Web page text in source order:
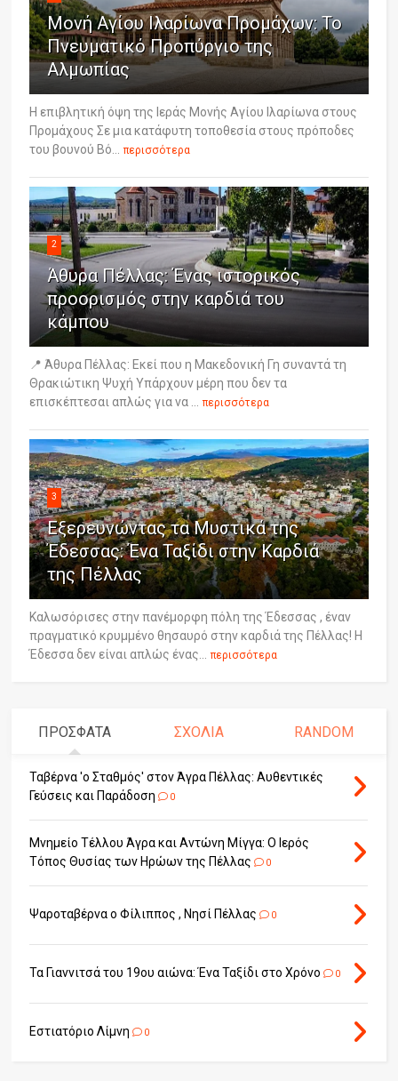
Μονή Αγίου Ιλαρίωνα Προμάχων: Το
Πνευματικό Προπύργιο της
Αλμωπίας
Η επιβλητική όψη της Ιεράς Μονής Αγίου Ιλαρίωνα στους
Προμάχους Σε μια κατάφυτη τοποθεσία στους πρόποδες
του βουνού Βό... περισσότερα
2
Άθυρα Πέλλας: Ένας ιστορικός
προορισμός στην καρδιά του
κάμπου
📍 Άθυρα Πέλλας: Εκεί που η Μακεδονική Γη συναντά τη
Θρακιώτικη Ψυχή Υπάρχουν μέρη που δεν τα
επισκέπτεσαι απλώς για να ... περισσότερα
3
Εξερευνώντας τα Μυστικά της
Έδεσσας: Ένα Ταξίδι στην Καρδιά
της Πέλλας
Καλωσόρισες στην πανέμορφη πόλη της Έδεσσας , έναν
πραγματικό κρυμμένο θησαυρό στην καρδιά της Πέλλας! Η
Έδεσσα δεν είναι απλώς ένας... περισσότερα
ΠΡΟΣΦΑΤΑ ΣΧΟΛΙΑ RANDOM
Ταβέρνα 'ο Σταθμός' στον Άγρα Πέλλας: Αυθεντικές
Γεύσεις και Παράδοση
0
Μνημείο Τέλλου Άγρα και Αντώνη Μίγγα: Ο Ιερός
Τόπος Θυσίας των Ηρώων της Πέλλας
0
Ψαροταβέρνα ο Φίλιππος , Νησί Πέλλας 0
Τα Γιαννιτσά του 19ου αιώνα: Ένα Ταξίδι στο Χρόνο 0
Εστιατόριο Λίμνη 0